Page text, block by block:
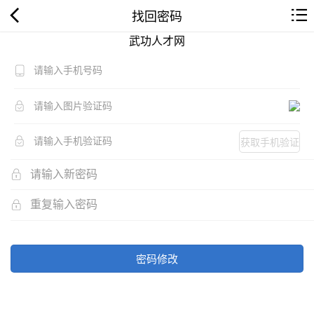
找回密码
武功人才网
获取手机验证
密码修改